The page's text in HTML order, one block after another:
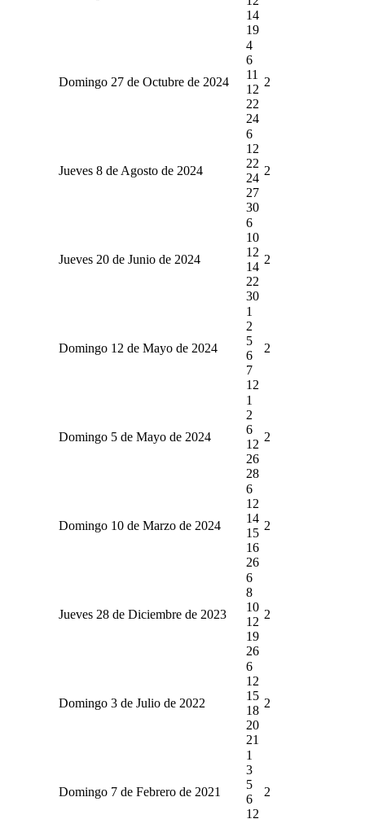
14
19
Domingo 27 de Octubre de 2024
4
6
11
12
22
24
2
Jueves 8 de Agosto de 2024
6
12
22
24
27
30
2
Jueves 20 de Junio de 2024
6
10
12
14
22
30
2
Domingo 12 de Mayo de 2024
1
2
5
6
7
12
2
Domingo 5 de Mayo de 2024
1
2
6
12
26
28
2
Domingo 10 de Marzo de 2024
6
12
14
15
16
26
2
Jueves 28 de Diciembre de 2023
6
8
10
12
19
26
2
Domingo 3 de Julio de 2022
6
12
15
18
20
21
2
Domingo 7 de Febrero de 2021
1
3
5
6
12
2